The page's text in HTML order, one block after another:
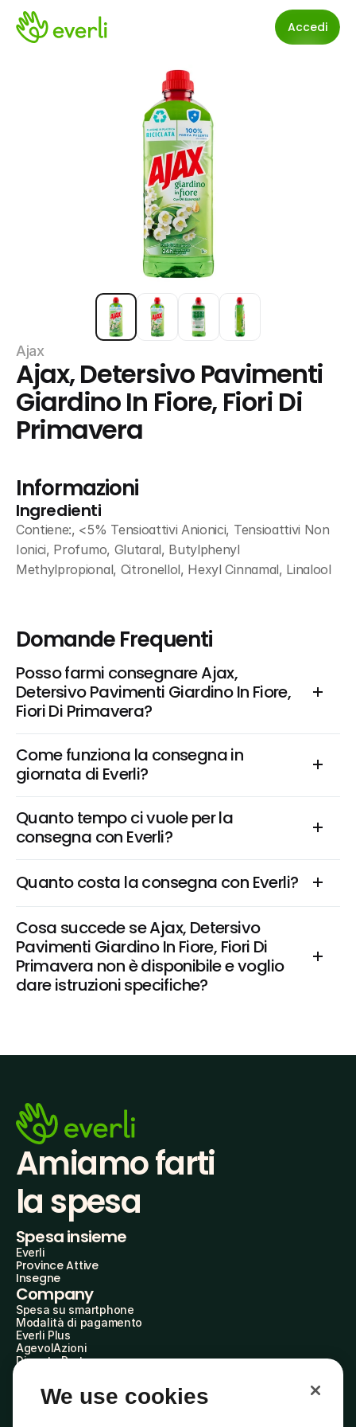
Accedi
Ajax
Ajax, Detersivo Pavimenti
Giardino In Fiore, Fiori Di
Primavera
Informazioni
Ingredienti
Contiene:, <5% Tensioattivi Anionici, Tensioattivi Non
Ionici, Profumo, Glutaral, Butylphenyl
Methylpropional, Citronellol, Hexyl Cinnamal, Linalool
Domande Frequenti
Posso farmi consegnare Ajax,
Detersivo Pavimenti Giardino In Fiore,
Fiori Di Primavera?
Come funziona la consegna in
giornata di Everli?
Quanto tempo ci vuole per la
consegna con Everli?
Quanto costa la consegna con Everli?
Cosa succede se Ajax, Detersivo
Pavimenti Giardino In Fiore, Fiori Di
Primavera non è disponibile e voglio
dare istruzioni specifiche?
Amiamo farti
la spesa
Spesa insieme
Everli
Province Attive
Insegne
Company
Spesa su smartphone
Modalità di pagamento
Everli Plus
AgevolAzioni
Diventa Partner
Everli Shoppers
About Us
We use cookies